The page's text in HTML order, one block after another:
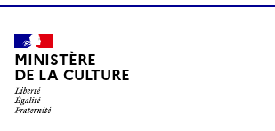
MINISTÈRE
DE LA CULTURE